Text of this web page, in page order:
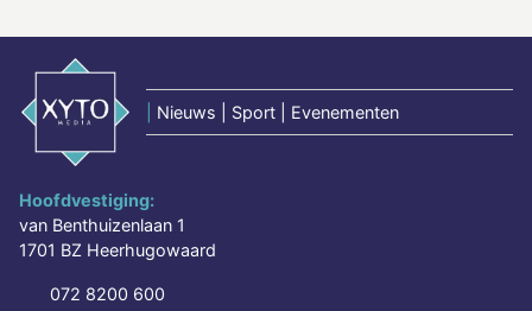
Nieuws | Sport | Evenementen
Hoofdvestiging:
van Benthuizenlaan 1
1701 BZ Heerhugowaard
072 8200 600